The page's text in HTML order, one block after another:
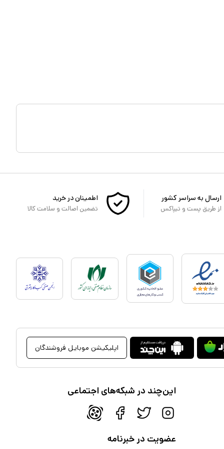
ارسال به سراسر کشور
از طریق پست و تیپاکس
اطمینان در خرید
تضمین اصالت و سلامت کالا
اپلیکیشن موبایل فروشندگان
این‌چند در شبکه‌های اجتماعی
عضویت در خبرنامه